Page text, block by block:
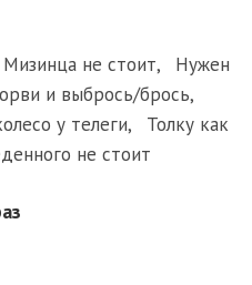
Мизинца не стоит, Нужен
и выбрось/брось,
у телеги, Толку как
не стоит